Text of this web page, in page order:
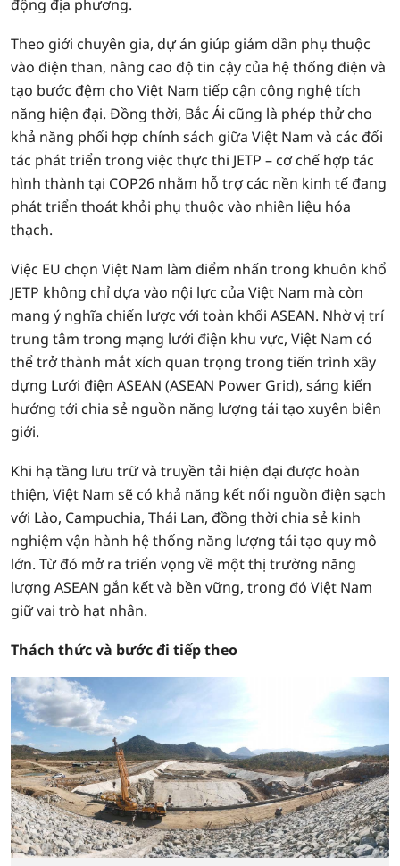
động địa phương.
Theo giới chuyên gia, dự án giúp giảm dần phụ thuộc
vào điện than, nâng cao độ tin cậy của hệ thống điện và
tạo bước đệm cho Việt Nam tiếp cận công nghệ tích
năng hiện đại. Đồng thời, Bắc Ái cũng là phép thử cho
khả năng phối hợp chính sách giữa Việt Nam và các đối
tác phát triển trong việc thực thi JETP – cơ chế hợp tác
hình thành tại COP26 nhằm hỗ trợ các nền kinh tế đang
phát triển thoát khỏi phụ thuộc vào nhiên liệu hóa
thạch.
Việc EU chọn Việt Nam làm điểm nhấn trong khuôn khổ
JETP không chỉ dựa vào nội lực của Việt Nam mà còn
mang ý nghĩa chiến lược với toàn khối ASEAN. Nhờ vị trí
trung tâm trong mạng lưới điện khu vực, Việt Nam có
thể trở thành mắt xích quan trọng trong tiến trình xây
dựng Lưới điện ASEAN (ASEAN Power Grid), sáng kiến
hướng tới chia sẻ nguồn năng lượng tái tạo xuyên biên
giới.
Khi hạ tầng lưu trữ và truyền tải hiện đại được hoàn
thiện, Việt Nam sẽ có khả năng kết nối nguồn điện sạch
với Lào, Campuchia, Thái Lan, đồng thời chia sẻ kinh
nghiệm vận hành hệ thống năng lượng tái tạo quy mô
lớn. Từ đó mở ra triển vọng về một thị trường năng
lượng ASEAN gắn kết và bền vững, trong đó Việt Nam
giữ vai trò hạt nhân.
Thách thức và bước đi tiếp theo